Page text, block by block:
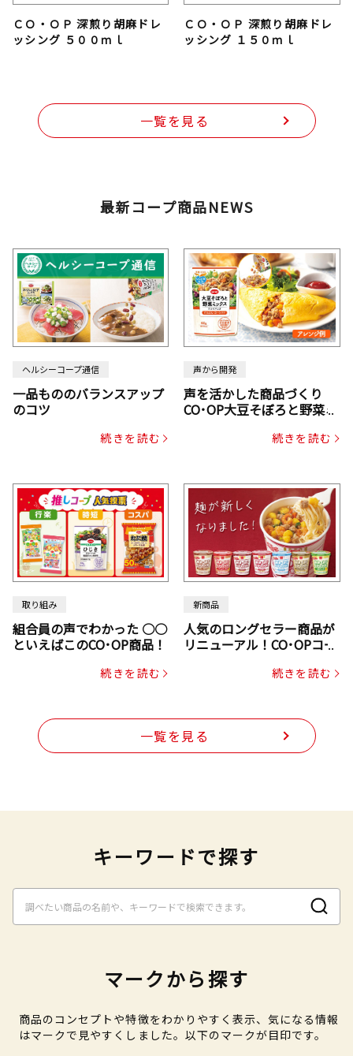
ＣＯ・ＯＰ 深煎り胡麻ドレ
ッシング ５００ｍｌ
ＣＯ・ＯＰ 深煎り胡麻ドレ
ッシング １５０ｍｌ
一覧を見る
最新コープ商品NEWS
ヘルシーコープ通信
一品もののバランスアップ
のコツ
続きを読む
声から開発
声を活かした商品づくり
CO･OP大豆そぼろと野菜ミ
じん・コーン入り）続きを読む
取り組み
組合員の声でわかった ○○
といえばこのCO･OP商品！
続きを読む
新商品
人気のロングセラー商品が
リニューアル！CO･OPコー
続きを読む
一覧を見る
キーワードで探す
マークから探す
商品のコンセプトや特徴をわかりやすく表示、気になる情報
はマークで見やすくしました。以下のマークが目印です。